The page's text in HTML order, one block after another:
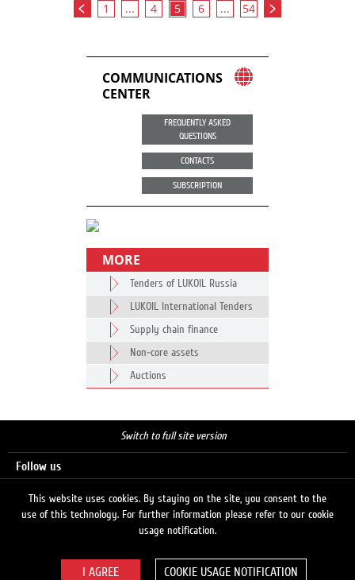
1 ... 4 5 6 ... 54
COMMUNICATIONS
CENTER
FREQUENTLY ASKED
QUESTIONS
CONTACTS
SUBSCRIPTION
MORE
Tenders of LUKOIL Russia
LUKOIL International Tenders
Supply chain finance
Non-core assets
Auctions
Switch to full site version
Follow us
This website uses cookies. By staying on the site, you consent to the
use of this technology. For further information please refer to our cookie
usage notification.
COOKIE USAGE NOTIFICATION